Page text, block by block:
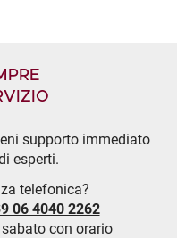
supporto immediato
esperti.
telefonica?
06 4040 2262
con orario